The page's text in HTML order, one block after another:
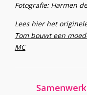
Fotografie: Harmen
Lees hier het
Tom bouwt een
MC